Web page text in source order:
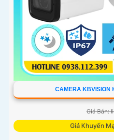
CAMERA KBVISION
Giá Bán:
Giá Khuyến